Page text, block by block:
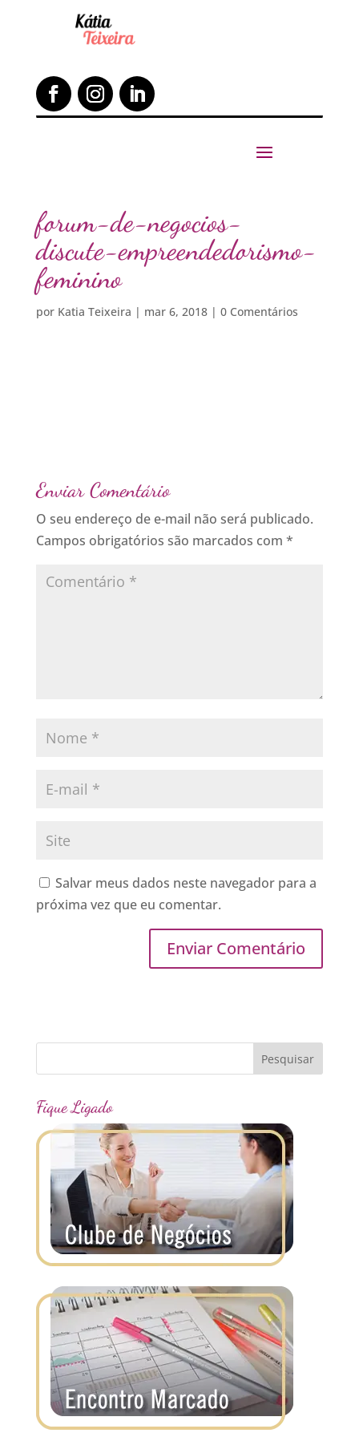
forum-de-negocios-
discute-empreendedorismo-
feminino
por Katia Teixeira | mar 6, 2018| 0 Comentários
Enviar Comentário
O seu endereço de e-mail não será publicado.
Campos obrigatórios são marcados com *
Salvar meus dados neste navegador para a
próxima vez que eu comentar.
Fique Ligado